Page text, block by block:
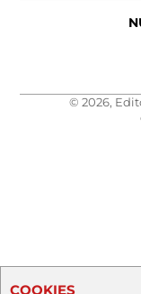
© 2026,
COOKIES